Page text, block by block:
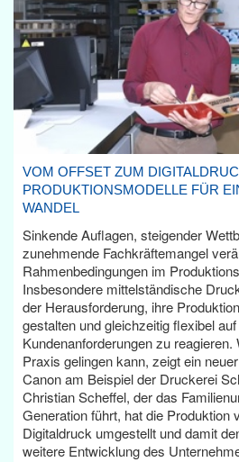
VOM OFFSET ZUM
PRODUKTIONSMODELLE FÜR
WANDEL
Sinkende Auflagen, steigender
zunehmende Fachkräftemangel
Rahmenbedingungen im
Insbesondere mittelständische
der Herausforderung, ihre
gestalten und gleichzeitig flexibel
Kundenanforderungen zu
Praxis gelingen kann, zeigt ein
Canon am Beispiel der Druckerei
Christian Scheffel, der das
Generation führt, hat die Produktion
Digitaldruck umgestellt und damit
weitere Entwicklung des